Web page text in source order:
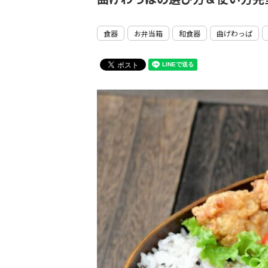
食器 お弁当箱 和食器 曲げわっぱ